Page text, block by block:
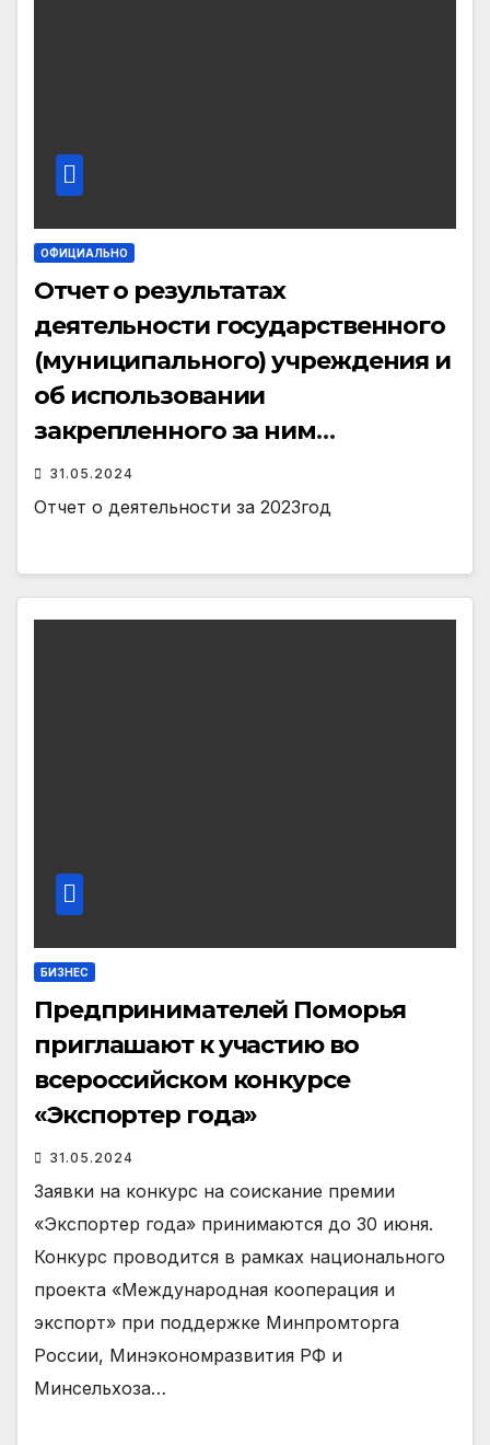
ОФИЦИАЛЬНО
Отчет о результатах
деятельности государственного
(муниципального) учреждения и
об использовании
закрепленного за ним
государственного
(муниципального) имущества
31.05.2024
Отчет о деятельности за 2023год
БИЗНЕС
Предпринимателей Поморья
приглашают к участию во
всероссийском конкурсе
«Экспортер года»
31.05.2024
Заявки на конкурс на соискание премии
«Экспортер года» принимаются до 30 июня.
Конкурс проводится в рамках национального
проекта «Международная кооперация и
экспорт» при поддержке Минпромторга
России, Минэкономразвития РФ и
Минсельхоза…